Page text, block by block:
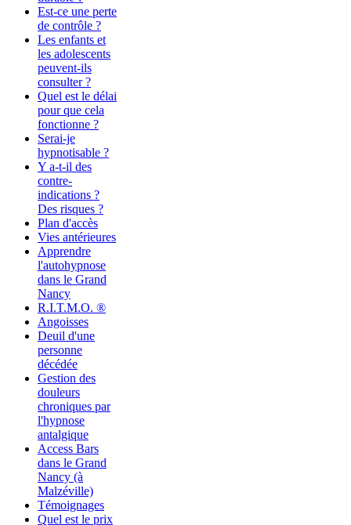
Est-ce une perte
de contrôle ?
Les enfants et
les adolescents
peuvent-ils
consulter ?
Quel est le délai
pour que cela
fonctionne ?
Serai-je
hypnotisable ?
Y a-t-il des
contre-
indications ?
Des risques ?
Plan d'accès
Vies antérieures
Apprendre
l'autohypnose
dans le Grand
Nancy
R.I.T.M.O. ®
Angoisses
Deuil d'une
personne
décédée
Gestion des
douleurs
chroniques par
l'hypnose
antalgique
Access Bars
dans le Grand
Nancy (à
Malzéville)
Témoignages
Quel est le prix